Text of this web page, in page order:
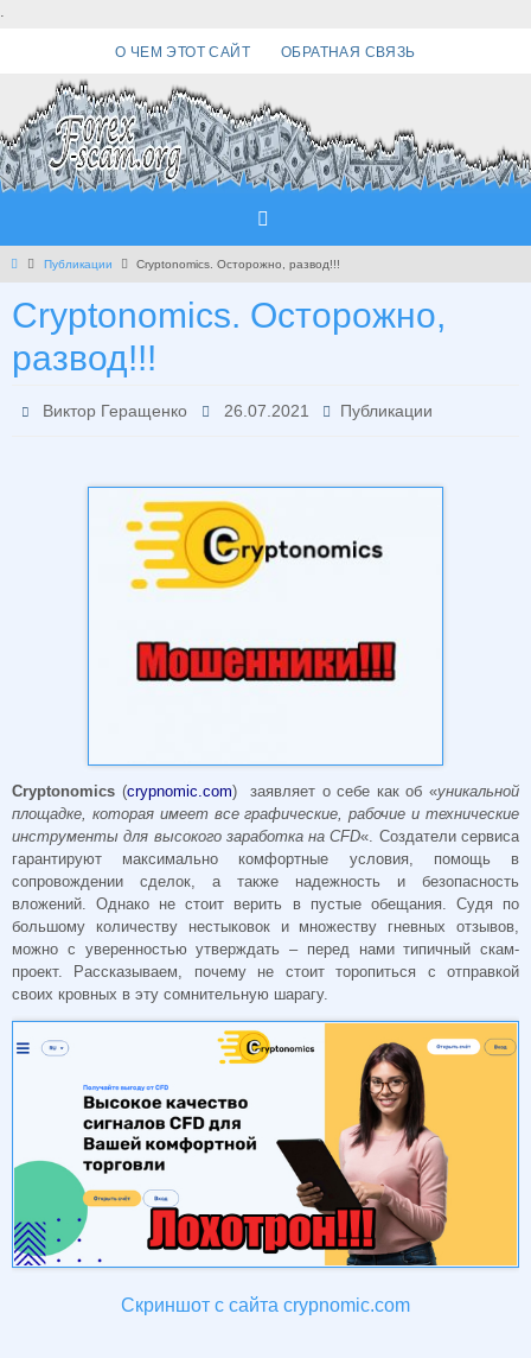
.
О ЧЕМ ЭТОТ САЙТ ОБРАТНАЯ СВЯЗЬ
Главная
Публикации Cryptonomics. Осторожно, развод!!!
Cryptonomics. Осторожно,
развод!!!
Виктор Геращенко 26.07.2021 Публикации
Cryptonomics (crypnomic.com) заявляет о себе как об «уникальной
площадке, которая имеет все графические, рабочие и технические
инструменты для высокого заработка на CFD«. Создатели сервиса
гарантируют максимально комфортные условия, помощь в
сопровождении сделок, а также надежность и безопасность
вложений. Однако не стоит верить в пустые обещания. Судя по
большому количеству нестыковок и множеству гневных отзывов,
можно с уверенностью утверждать – перед нами типичный скам-
проект. Рассказываем, почему не стоит торопиться с отправкой
своих кровных в эту сомнительную шарагу.
Скриншот с сайта crypnomic.com